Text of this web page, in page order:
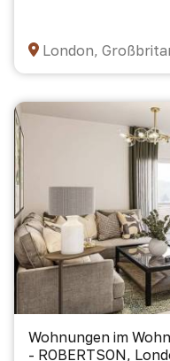
London,
Wohnungen im
- ROBERTSON,